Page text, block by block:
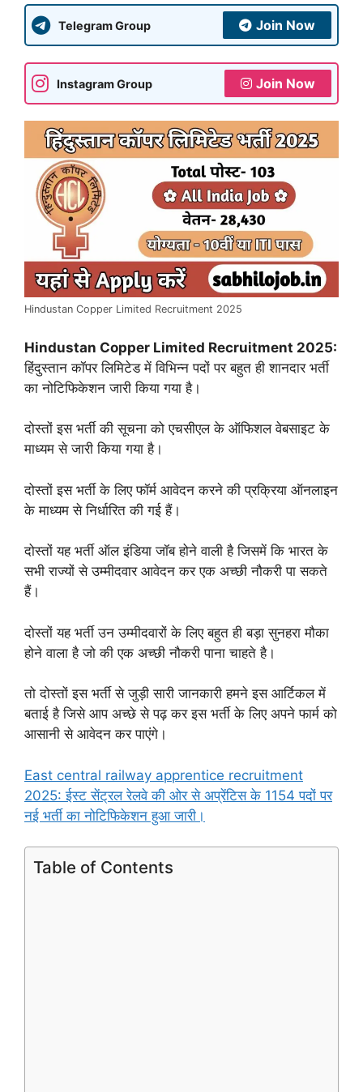
Telegram Group Join Now
Instagram Group Join Now
Hindustan Copper Limited Recruitment 2025
Hindustan Copper Limited Recruitment 2025:
हिंदुस्तान कॉपर लिमिटेड में विभिन्न पदों पर बहुत ही शानदार भर्ती
का नोटिफिकेशन जारी किया गया है।
दोस्तों इस भर्ती की सूचना को एचसीएल के ऑफिशल वेबसाइट के
माध्यम से जारी किया गया है।
दोस्तों इस भर्ती के लिए फॉर्म आवेदन करने की प्रक्रिया ऑनलाइन
के माध्यम से निर्धारित की गई हैं।
दोस्तों यह भर्ती ऑल इंडिया जॉब होने वाली है जिसमें कि भारत के
सभी राज्यों से उम्मीदवार आवेदन कर एक अच्छी नौकरी पा सकते
हैं।
दोस्तों यह भर्ती उन उम्मीदवारों के लिए बहुत ही बड़ा सुनहरा मौका
होने वाला है जो की एक अच्छी नौकरी पाना चाहते है।
तो दोस्तों इस भर्ती से जुड़ी सारी जानकारी हमने इस आर्टिकल में
बताई है जिसे आप अच्छे से पढ़ कर इस भर्ती के लिए अपने फार्म को
आसानी से आवेदन कर पाएंगे।
East central railway apprentice recruitment
2025: ईस्ट सेंट्रल रेलवे की ओर से अप्रेंटिस के 1154 पदों पर
नई भर्ती का नोटिफिकेशन हुआ जारी।
Table of Contents